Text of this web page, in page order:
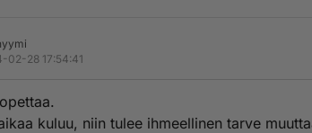
02-28 17:54:41
kuluu, niin tulee ihmeellinen tarve